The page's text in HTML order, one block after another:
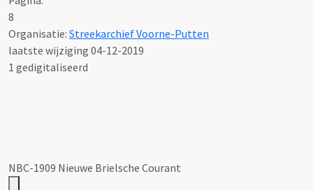
8
Organisatie: Streekarchief Voorne-Putten
laatste wijziging 04-12-2019
1 gedigitaliseerd
NBC-1909 Nieuwe Brielsche Courant